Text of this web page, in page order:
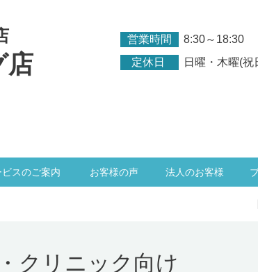
店
営業時間
8:30～18:30
定休日
日曜・木曜(祝
スのご案内 お客様の声 法人のお客様
クリニック向け